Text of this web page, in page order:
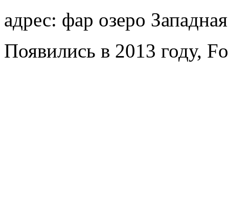
адрес: фар озеро
Появились в 2013 году,